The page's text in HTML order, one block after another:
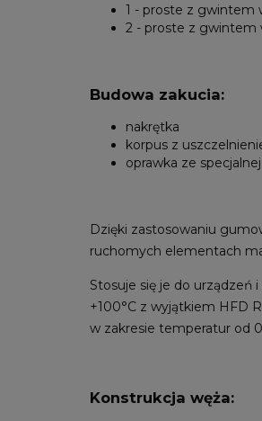
1 - proste z gwintem
2 - proste z gwintem
Budowa zakucia:
nakrętka
korpus z
oprawka ze
Dzięki zastosowaniu
ruchomych elementach
Stosuje się je do urządzeń
+100°C z wyjątkiem HFD
w zakresie temperatur od
Konstrukcja węża: